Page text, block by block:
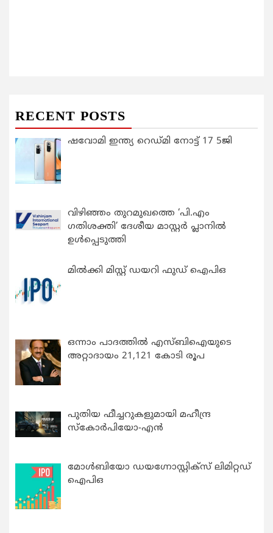
RECENT POSTS
ഷവോമി ഇന്ത്യ റെഡ്മി നോട്ട് 17 5ജി
വിഴിഞ്ഞം തുറമുഖത്തെ ‘പി.എം
ഗതിശക്തി’ ദേശീയ മാസ്റ്റർ പ്ലാനിൽ
ഉൾപ്പെടുത്തി
മിൽക്കി മിസ്റ്റ് ഡയറി ഫുഡ് ഐപിഒ
ഒന്നാം പാദത്തിൽ എസ്ബിഐയുടെ
അറ്റാദായം 21,121 കോടി രൂപ
പുതിയ ഫീച്ചറുകളുമായി മഹീന്ദ്ര
സ്കോർപിയോ-എൻ
മോൾബിയോ ഡയഗ്നോസ്റ്റിക്സ് ലിമിറ്റഡ്
ഐപിഒ